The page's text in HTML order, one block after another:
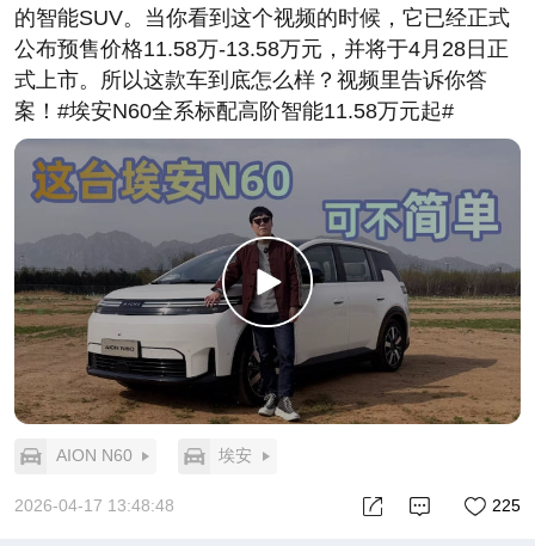
的智能SUV。当你看到这个视频的时候，它已经正式
公布预售价格11.58万-13.58万元，并将于4月28日正
式上市。所以这款车到底怎么样？视频里告诉你答
案！#埃安N60全系标配高阶智能11.58万元起#
AION N60 埃安
2026-04-17 13:48:48 225